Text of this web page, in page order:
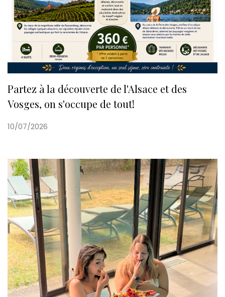
Partez à la découverte de l'Alsace et des
Vosges, on s'occupe de tout!
10/07/2026